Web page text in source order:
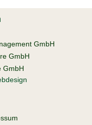
GmbH
GmbH
GmbH